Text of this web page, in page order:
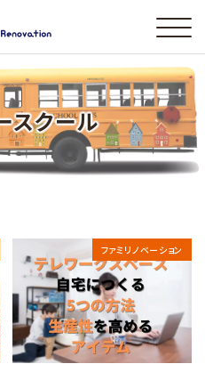
スクール
ファミリノベーション